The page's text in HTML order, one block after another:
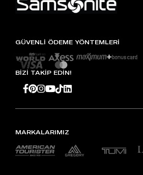
GÜVENLİ ÖDEME YÖNTEMLERİ
BİZİ TAKİP EDİN!
MARKALARIMIZ